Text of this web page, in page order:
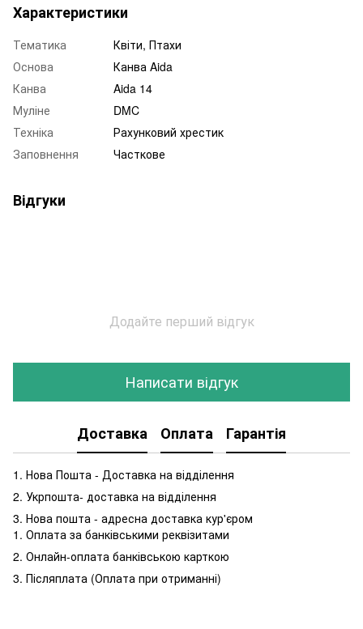
Характеристики
Тематика
Квіти, Птахи
Основа
Канва Aida
Канва
Aida 14
Муліне
DMC
Техніка
Рахунковий хрестик
Заповнення
Часткове
Відгуки
Додайте перший відгук
Написати відгук
Доставка Оплата Гарантія
1. Нова Пошта - Доставка на відділення
2. Укрпошта- доставка на відділення
3. Нова пошта - адресна доставка кур'єром
1. Оплата за банківськими реквізитами
2. Онлайн-оплата банківською карткою
3. Післяплата (Оплата при отриманні)